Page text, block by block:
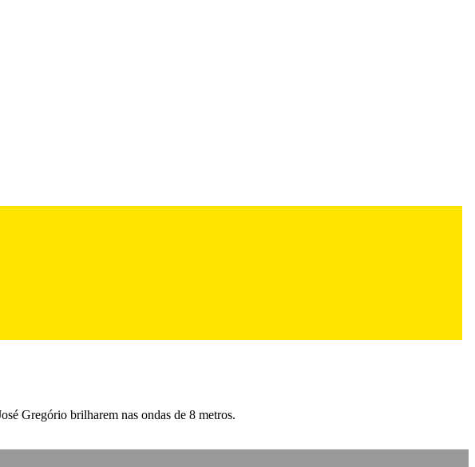
Gregório brilharem nas ondas de 8 metros.